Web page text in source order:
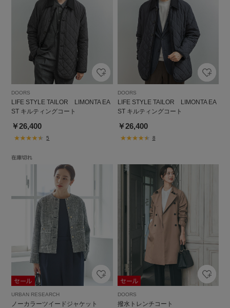
DOORS
LIFE STYLE TAILOR LIMONTA EA
ST キルティングコート
￥26,400
5
DOORS
LIFE STYLE TAILOR LIMONTA EA
ST キルティングコート
￥26,400
8
URBAN RESEARCH
ノーカラーツイードジャケット
DOORS
撥水トレンチコート